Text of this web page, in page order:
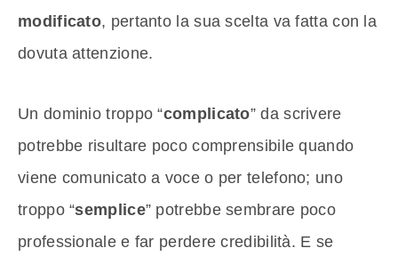
modificato, pertanto la sua scelta va fatta con la
dovuta attenzione.
Un dominio troppo “complicato” da scrivere
potrebbe risultare poco comprensibile quando
viene comunicato a voce o per telefono; uno
troppo “semplice” potrebbe sembrare poco
professionale e far perdere credibilità. E se